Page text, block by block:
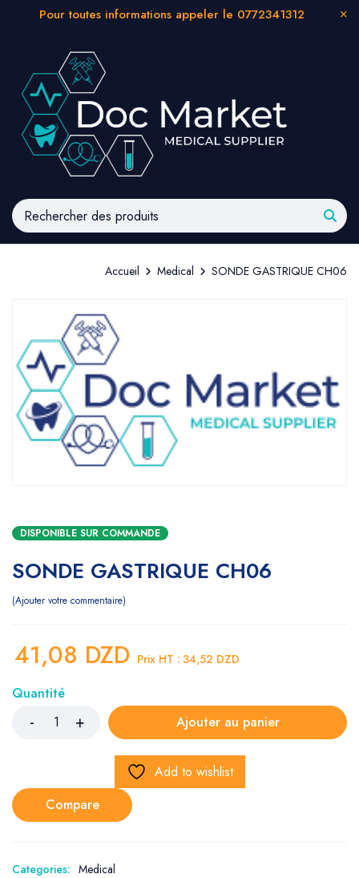
Pour toutes informations appeler le 0772341312
Accueil Medical SONDE GASTRIQUE CH06
DISPONIBLE SUR COMMANDE
SONDE GASTRIQUE CH06
Ajouter votre commentaire
41,08 DZD Prix HT : 34,52 DZD
Quantité
Ajouter au panier
Add to wishlist
Compare
Categories: Medical